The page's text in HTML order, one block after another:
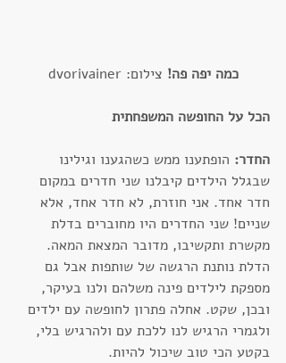
כמה יפה פה! צילום: dvorivainer
הכל על החופשה המשפחתית
החדר: הופתענו ממש כשהגענו וגילינו
שבגלל הילדים קיבלנו שני חדרים במקום
חדר אחד. אני חוזרת, לא חדר אחד, אלא
שניים! שני החדרים היו מחוברים בדלת
מקשרת ותקשיבו, מדובר המצאת המאה.
הדלת נותנת הרגשה של שותפות אבל גם
מספקת לילדים פינה משלהם ולנו בעיקר,
ובכן, שקט. אחלה פתרון לחופשה עם ילדים
ולגמרי הרגיש לנו ללכת עם ולהרגיש בלי,
בקטע הכי טוב שיכול להיות.